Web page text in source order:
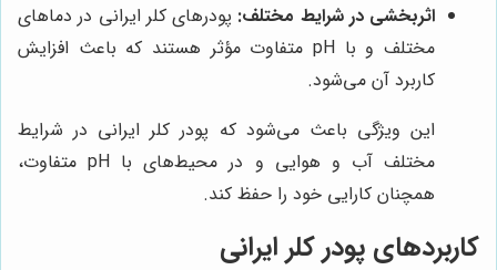
اثربخشی در شرایط مختلف: پودرهای کلر ایرانی در دماهای
مختلف و با pH متفاوت مؤثر هستند که باعث افزایش
کاربرد آن می‌شود.
این ویژگی باعث می‌شود که پودر کلر ایرانی در شرایط
مختلف آب و هوایی و در محیط‌های با pH متفاوت،
همچنان کارایی خود را حفظ کند.
کاربردهای پودر کلر ایرانی